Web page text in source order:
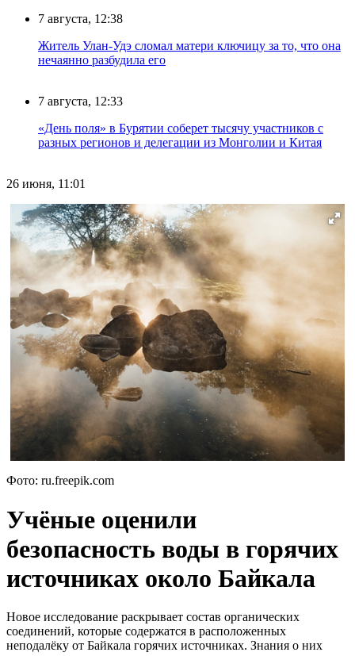
7 августа, 12:38
Житель Улан-Удэ сломал матери ключицу за то, что она
нечаянно разбудила его
7 августа, 12:33
«День поля» в Бурятии соберет тысячу участников с
разных регионов и делегации из Монголии и Китая
26 июня, 11:01
Фото: ru.freepik.com
Учёные оценили
безопасность воды в горячих
источниках около Байкала
Новое исследование раскрывает состав органических
соединений, которые содержатся в расположенных
неподалёку от Байкала горячих источниках. Знания о них